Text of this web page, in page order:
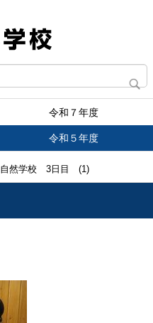
令和７年度
令和５年度
自然学校 3日目 (1)